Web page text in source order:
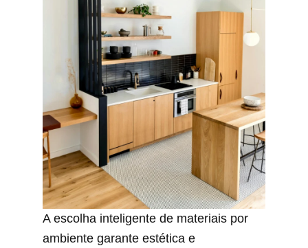
A escolha inteligente de materiais por
ambiente garante estética e